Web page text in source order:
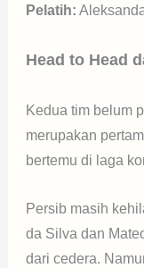
Pelatih:
Head to Head
Kedua tim belum
merupakan
bertemu di laga
Persib masih
da Silva dan
dari cedera.